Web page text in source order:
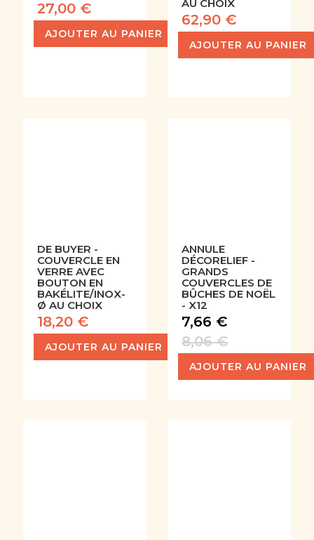
27,00 €
AJOUTER AU PANIER
AU CHOIX
62,90 €
AJOUTER AU PANIER
DE BUYER -
COUVERCLE EN
VERRE AVEC
BOUTON EN
BAKÉLITE/INOX-
Ø AU CHOIX
18,20 €
AJOUTER AU PANIER
ANNULE
DÉCORELIEF -
GRANDS
COUVERCLES DE
BÛCHES DE NOËL
- X12
7,66 €
8,06 €
AJOUTER AU PANIER